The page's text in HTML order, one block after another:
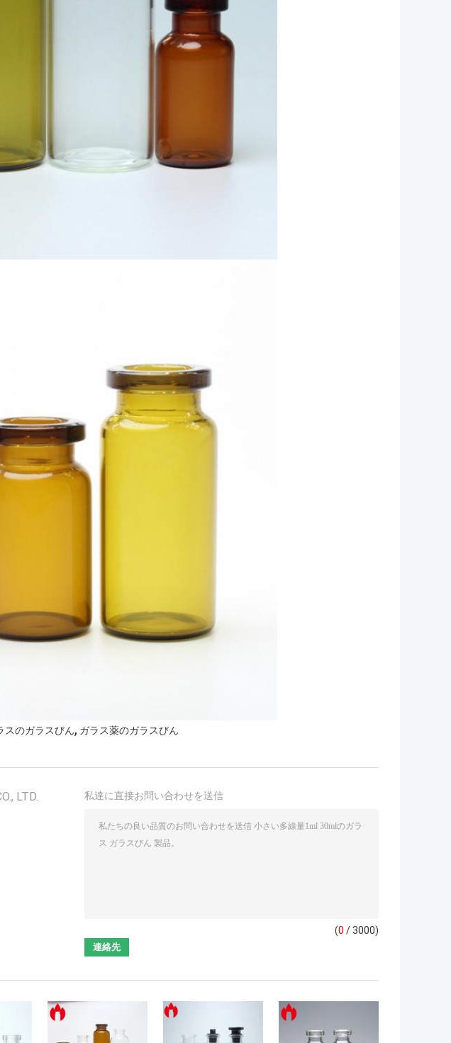
スのガラスびん, ガラス薬のガラスびん
LTD. 私達に直接お問い合わせを送信
(0 / 3000)